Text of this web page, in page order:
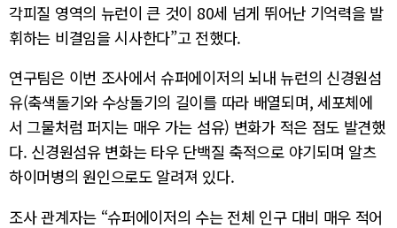
각피질 영역의 뉴런이 큰 것이 80세 넘게 뛰어난 기억력을 발
휘하는 비결임을 시사한다”고 전했다.
연구팀은 이번 조사에서 슈퍼에이저의 뇌내 뉴런의 신경원섬
유(축색돌기와 수상돌기의 길이를 따라 배열되며, 세포체에
서 그물처럼 퍼지는 매우 가는 섬유) 변화가 적은 점도 발견했
다. 신경원섬유 변화는 타우 단백질 축적으로 야기되며 알츠
하이머병의 원인으로도 알려져 있다.
조사 관계자는 “슈퍼에이저의 수는 전체 인구 대비 매우 적어